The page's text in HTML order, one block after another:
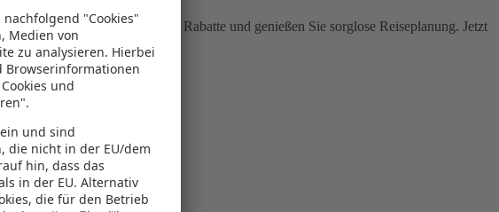
Geld. Nutzen Sie attraktive Rabatte und genießen Sie sorglose Reiseplanung. Jetzt